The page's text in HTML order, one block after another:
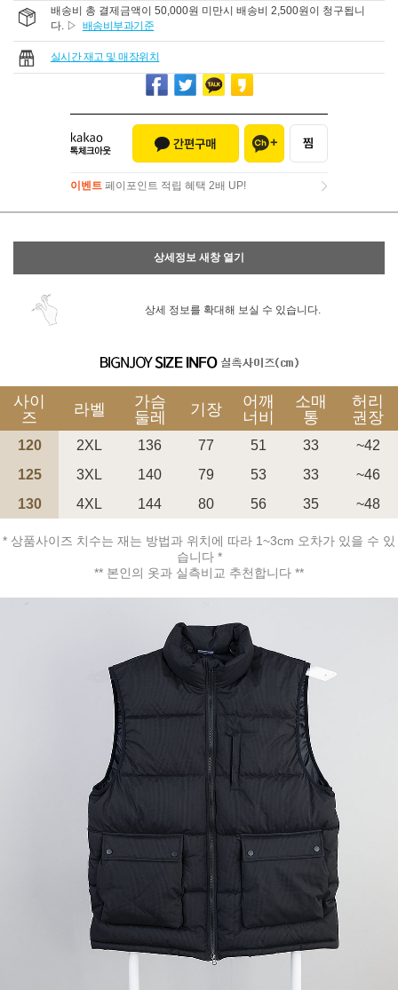
배송비 총 결제금액이 50,000원 미만시 배송비 2,500원이 청구됩니
다. ▷ 배송비부과기준
실시간 재고 및 매장위치
이벤트 페이포인트 적립 혜택 2배 UP!
이벤트페이포인트 적립 혜택 2배 UP!
상세정보 새창 열기
상세 정보를 확대해 보실 수 있습니다.
사이
즈
라벨
가슴
둘레
기장
어깨
너비
소매
통
허리
권장
120 2XL 136 77 51 33
~42
125
3XL 140 79 53 33
~46
130
4XL 144 80 56 35 ~48
* 상품사이즈 치수는 재는 방법과 위치에 따라 1~3cm 오차가 있을 수 있
습니다 *
** 본인의 옷과 실측비교 추천합니다 **